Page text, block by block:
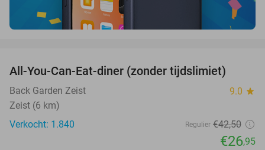
All-You-Can-Eat-diner (zonder tijdslimiet)
Back Garden Zeist 9.0 star
Zeist (6 km)
Verkocht: 1.840
Regulier €42,50
€26,95